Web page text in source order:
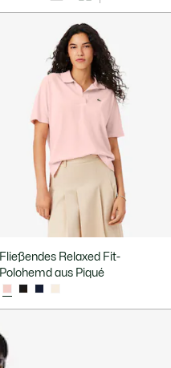
Fließendes Relaxed Fit-
Polohemd aus Piqué